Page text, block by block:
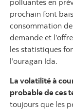
polluantes en
prochain font
consommation
demande et
les statistiques
l’ouragan Ida.
La volatilité à
probable de ces
toujours que les